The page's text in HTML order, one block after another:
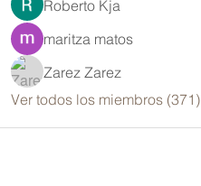
Roberto Kja
maritza matos
Zarez Zarez
Ver todos los miembros (371)